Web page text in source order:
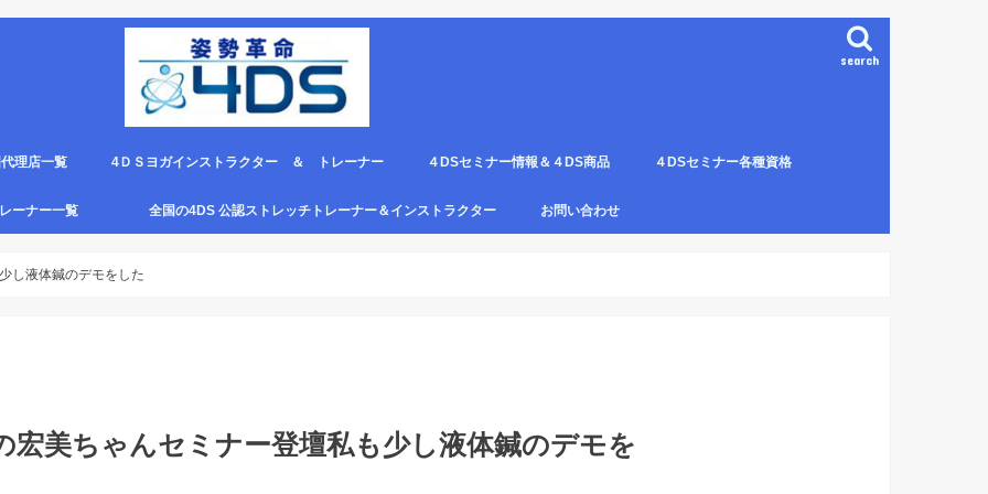
search
理店一覧
ピロー代理店 クリエピロー説明＆使い方動画
クリエピロー Q＆A
クリエピロー販売店になる方法は？
＆手首足首ベルト
代理店一覧
4ＤＳヨガインストラクター ＆ トレーナー ４DSセミナー情報＆４DS商品
4ds商品
４DSのテンプレート（S字カーブ定
４ＤＳの各部門の説明
4DS セミナー受講料について
セミナー受講のルールとキャンセルに
４DSセミナー各種資格
レーナー一覧 全国の4DS 公認ストレッチトレーナー＆インストラクター お問い合わせ
し液体鍼のデモをした
宏美ちゃんセミナー登壇私も少し液体鍼のデモを